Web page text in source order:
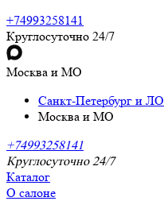
+74993258141
Круглосуточно 24/7
Москва и МО
Санкт-Петербург и ЛО
Москва и МО
+74993258141
Круглосуточно 24/7
Каталог
О салоне